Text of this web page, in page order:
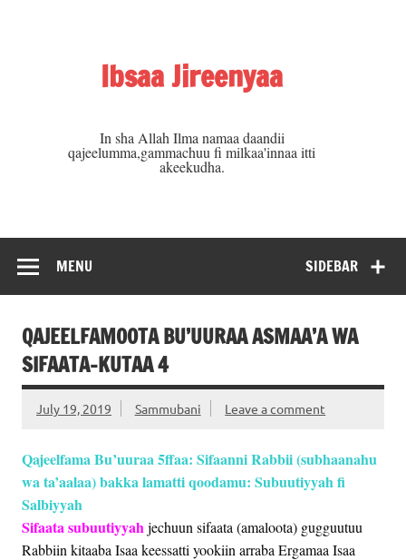
Ibsaa Jireenyaa
In sha Allah Ilma namaa daandii
qajeelumma,gammachuu fi milkaa'innaa itti
akeekudha.
SIDEBAR
MENU
QAJEELFAMOOTA BU’UURAA ASMAA’A WA
SIFAATA-KUTAA 4
July 19, 2019 Sammubani Leave a comment
Qajeelfama Bu’uuraa 5ffaa: Sifaanni Rabbii (subhaanahu
wa ta’aalaa) bakka lamatti qoodamu: Subuutiyyah fi
Salbiyyah
Sifaata subuutiyyah jechuun sifaata (amaloota) gugguutuu
Rabbiin kitaaba Isaa keessatti yookiin arraba Ergamaa Isaa